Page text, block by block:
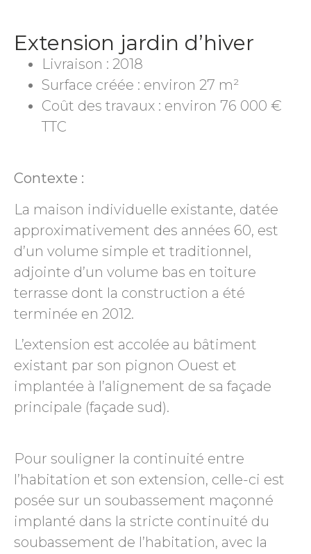
Extension jardin d’hiver
Livraison : 2018
Surface créée : environ 27 m²
Coût des travaux : environ 76 000 €
TTC
Contexte :
La maison individuelle existante, datée
approximativement des années 60, est
d’un volume simple et traditionnel,
adjointe d’un volume bas en toiture
terrasse dont la construction a été
terminée en 2012.
L’extension est accolée au bâtiment
existant par son pignon Ouest et
implantée à l’alignement de sa façade
principale (façade sud).
Pour souligner la continuité entre
l’habitation et son extension, celle-ci est
posée sur un soubassement maçonné
implanté dans la stricte continuité du
soubassement de l’habitation, avec la